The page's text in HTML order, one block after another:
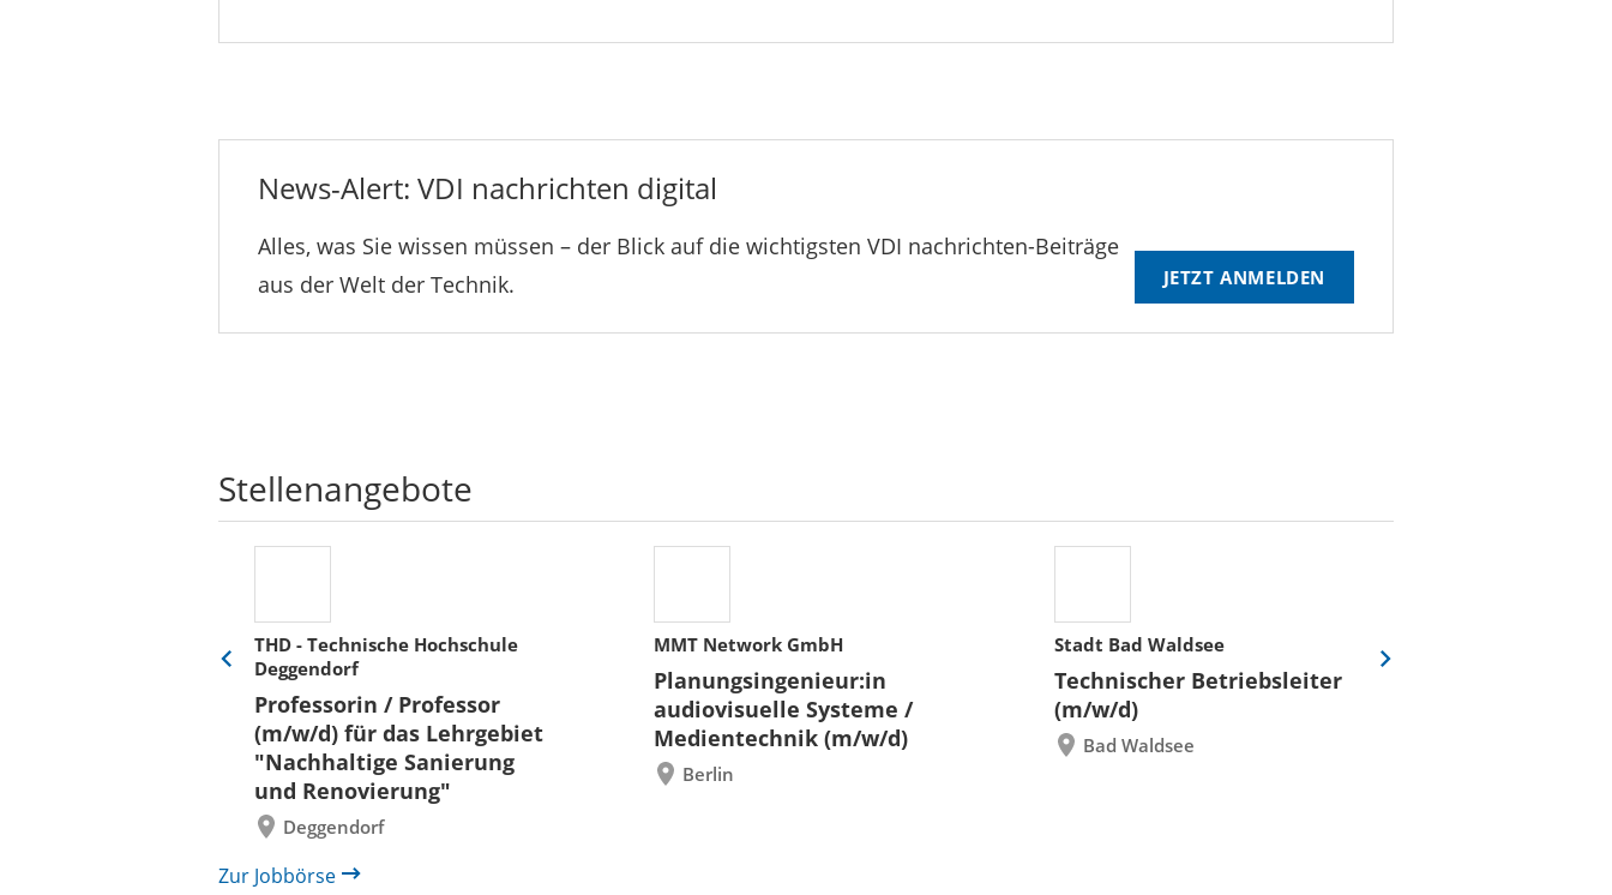
News-Alert: VDI nachrichten digital
Alles, was Sie wissen müssen – der Blick auf die wichtigsten VDI nachrichten-Beiträge
aus der Welt der Technik.
JETZT ANMELDEN
Stellenangebote
THD - Technische Hochschule
Deggendorf
Professorin / Professor
(m/w/d) für das Lehrgebiet
"Nachhaltige Sanierung
und Renovierung"
Deggendorf
MMT Network GmbH
Planungsingenieur:in
audiovisuelle Systeme /
Medientechnik (m/w/d)
Berlin
Stadt Bad Waldsee
Technischer Betriebsleiter
(m/w/d)
Bad Waldsee
Eine
zurück
Eine
Zur Jobbörse